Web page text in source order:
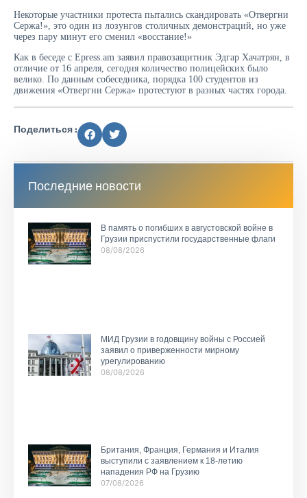
Некоторые участники протеста пытались скандировать «Отвергни
Сержа!», это один из лозунгов столичных демонстраций, но уже
через пару минут его сменил «восстание!»
Как в беседе с Epress.am заявил правозащитник Эдгар Хачатрян, в
отличие от 16 апреля, сегодня количество полицейских было
велико. По данным собеседника, порядка 100 студентов из
движения «Отвергни Сержа» протестуют в разных частях города.
Поделиться :
Последние новости
В память о погибших в августовской войне в
Грузии приспустили государственные флаги
08/08/2026
МИД Грузии в годовщину войны с Россией
заявил о приверженности мирному
урегулированию
08/08/2026
Британия, Франция, Германия и Италия
выступили с заявлением к 18-летию
нападения РФ на Грузию
07/08/2026